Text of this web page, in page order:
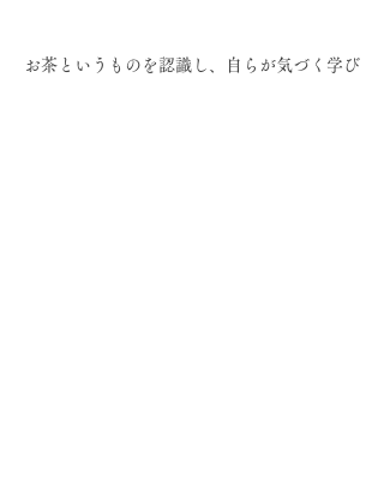
お茶というものを認識し、自らが気づく学び